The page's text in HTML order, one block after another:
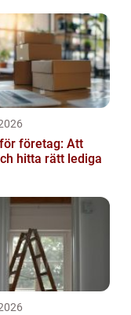
företag: Att
hitta rätt lediga